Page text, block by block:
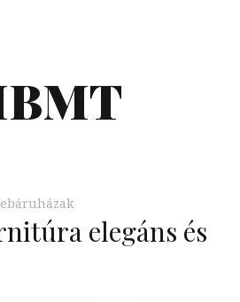
elegáns és